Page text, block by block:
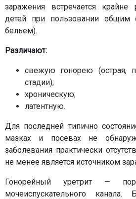
заражения встречается
детей при пользовании общим
бельем).
Различают:
свежую гонорею (острая,
стадии);
хроническую;
латентную.
Для последней типично
мазках и посевах не
заболевания практически
не менее является источником
Гонорейный уретрит —
мочеиспускательного